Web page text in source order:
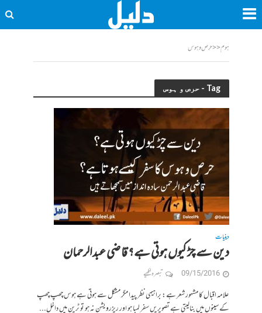
ہوم<<حرص و ہوس
Tag - حرص و ہوس
دینیات
دین سے چڑ کیوں ہوتی ہے؟ قاضی عبدالرحمان
09/15/2016 تبصرہ لکھیے
علامہ اقبال کا مشہور شعر ہے: براہیمی نظر پیدا مگر مشکل سے ہوتی ہے ہوس چھپ چھپ
کے سینوں میں بنالیتی ہے تصویریں سفر لمبا ہو اور ریزرویشن نہ ہو تو ٹرین میں داخل...